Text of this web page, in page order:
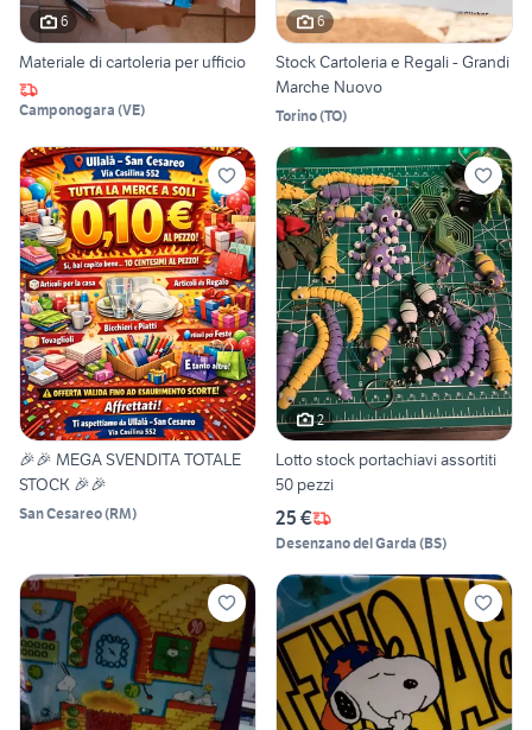
6
Materiale di cartoleria per ufficio
Camponogara (VE)
6
Stock Cartoleria e Regali - Grandi
Marche Nuovo
Torino(TO)
🎉🎉 MEGA SVENDITA TOTALE
STOCK 🎉🎉
San Cesareo(RM)
2
Lotto stock portachiavi assortiti
50 pezzi
25 €
Desenzano del Garda (BS)